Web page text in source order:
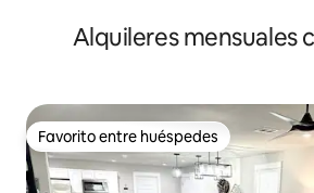
Alquileres mensuales
Favorito entre huéspedes
Favorito entre huéspedes